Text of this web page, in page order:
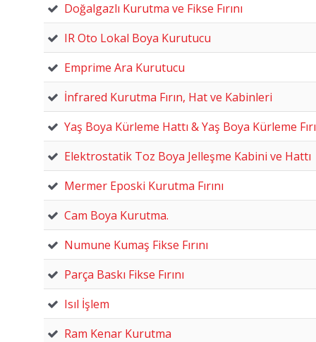
Doğalgazlı Kurutma ve Fikse Fırını
IR Oto Lokal Boya Kurutucu
Emprime Ara Kurutucu
İnfrared Kurutma Fırın, Hat ve Kabinleri
Yaş Boya Kürleme Hattı & Yaş Boya Kürleme
Elektrostatik Toz Boya Jelleşme Kabini ve Hattı
Mermer Eposki Kurutma Fırını
Cam Boya Kurutma.
Numune Kumaş Fikse Fırını
Parça Baskı Fikse Fırını
Isıl İşlem
Ram Kenar Kurutma